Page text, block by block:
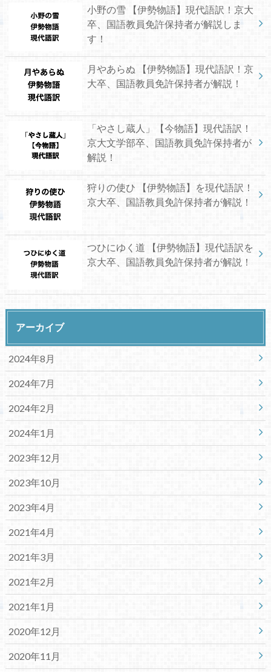
小野の雪 【伊勢物語】現代語訳！京大
卒、国語教員免許保持者が解説しま
す！
月やあらぬ 【伊勢物語】現代語訳！京
大卒、国語教員免許保持者が解説！
「やさし蔵人」【今物語】現代語訳！
京大文学部卒、国語教員免許保持者が
解説！
狩りの使ひ 【伊勢物語】を現代語訳！
京大卒、国語教員免許保持者が解説！
つひにゆく道 【伊勢物語】現代語訳を
京大卒、国語教員免許保持者が解説！
アーカイブ
2024年8月
2024年7月
2024年2月
2024年1月
2023年12月
2023年10月
2023年4月
2021年4月
2021年3月
2021年2月
2021年1月
2020年12月
2020年11月